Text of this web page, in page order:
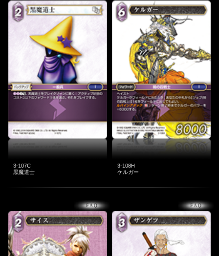
3-107C
黒魔道士
3-108H
ケルガー